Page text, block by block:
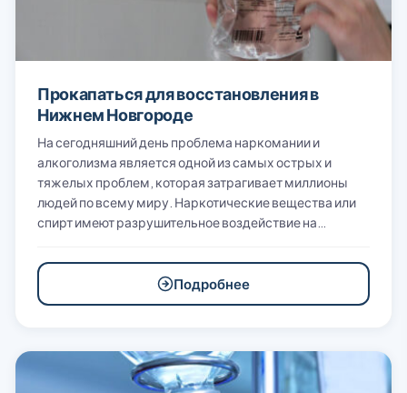
Прокапаться для восстановления в
Нижнем Новгороде
На сегодняшний день проблема наркомании и
алкоголизма является одной из самых острых и
тяжелых проблем, которая затрагивает миллионы
людей по всему миру. Наркотические вещества или
спирт имеют разрушительное воздействие на…
Подробнее